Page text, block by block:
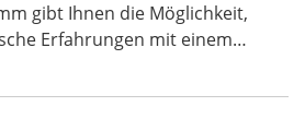
gibt Ihnen die Möglichkeit,
Erfahrungen mit einem…